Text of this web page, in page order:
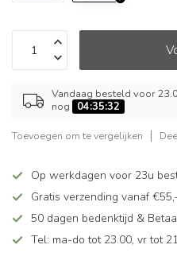
Vandaag besteld voor
nog
04:35:32
Toevoegen om te vergelijken
Op werkdagen voor 23u
Gratis verzending vanaf €55,-
50 dagen bedenktijd &
Tel: ma-do tot 23.00, vr tot